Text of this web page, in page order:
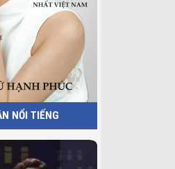
NỔI TIẾNG